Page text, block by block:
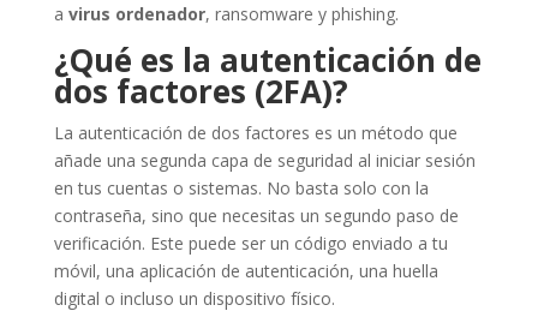
a virus ordenador, ransomware y phishing.
¿Qué es la autenticación de
dos factores (2FA)?
La autenticación de dos factores es un método que
añade una segunda capa de seguridad al iniciar sesión
en tus cuentas o sistemas. No basta solo con la
contraseña, sino que necesitas un segundo paso de
verificación. Este puede ser un código enviado a tu
móvil, una aplicación de autenticación, una huella
digital o incluso un dispositivo físico.